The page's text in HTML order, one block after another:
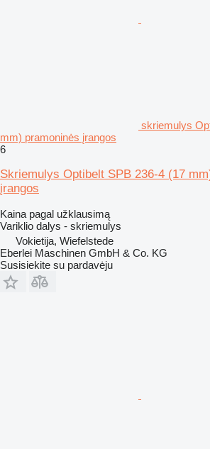
skriemulys
mm) pramoninės įrangos
6
Skriemulys Optibelt SPB 236-4 (17
įrangos
Kaina pagal užklausimą
Variklio dalys - skriemulys
Vokietija, Wiefelstede
Eberlei Maschinen GmbH & Co. KG
Susisiekite su pardavėju